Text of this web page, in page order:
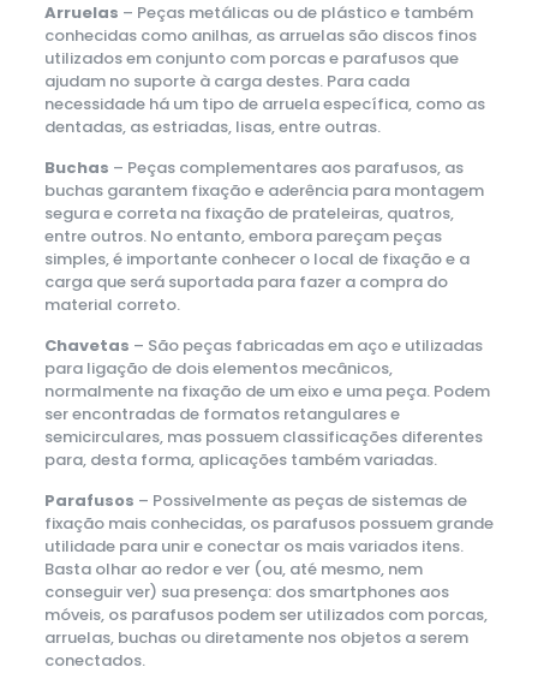
Arruelas – Peças metálicas ou de plástico e também
conhecidas como anilhas, as arruelas são discos finos
utilizados em conjunto com porcas e parafusos que
ajudam no suporte à carga destes. Para cada
necessidade há um tipo de arruela específica, como as
dentadas, as estriadas, lisas, entre outras.
Buchas – Peças complementares aos parafusos, as
buchas garantem fixação e aderência para montagem
segura e correta na fixação de prateleiras, quatros,
entre outros. No entanto, embora pareçam peças
simples, é importante conhecer o local de fixação e a
carga que será suportada para fazer a compra do
material correto.
Chavetas – São peças fabricadas em aço e utilizadas
para ligação de dois elementos mecânicos,
normalmente na fixação de um eixo e uma peça. Podem
ser encontradas de formatos retangulares e
semicirculares, mas possuem classificações diferentes
para, desta forma, aplicações também variadas.
Parafusos – Possivelmente as peças de sistemas de
fixação mais conhecidas, os parafusos possuem grande
utilidade para unir e conectar os mais variados itens.
Basta olhar ao redor e ver (ou, até mesmo, nem
conseguir ver) sua presença: dos smartphones aos
móveis, os parafusos podem ser utilizados com porcas,
arruelas, buchas ou diretamente nos objetos a serem
conectados.